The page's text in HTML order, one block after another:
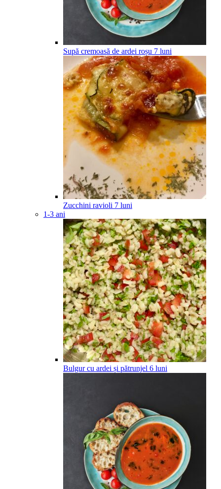
Supă cremoasă de ardei roșu 7 luni
Zucchini ravioli 7 luni
1-3 ani
Bulgur cu ardei și pătrunjel 6 luni